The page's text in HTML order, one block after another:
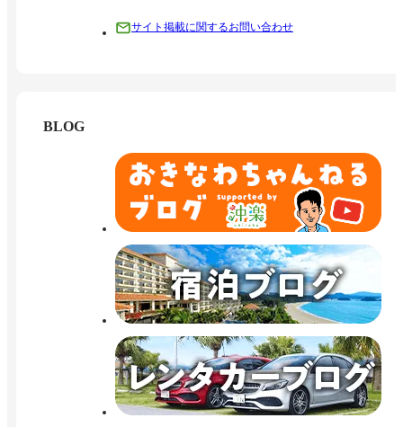
サイト掲載に関するお問い合わせ
BLOG